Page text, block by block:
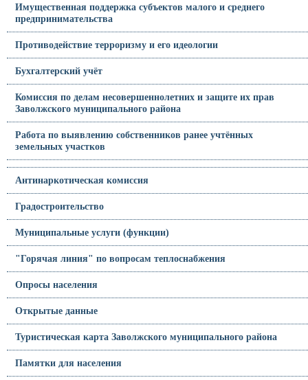
Имущественная поддержка субъектов малого и среднего
предпринимательства
Противодействие терроризму и его идеологии
Бухгалтерский учёт
Комиссия по делам несовершеннолетних и защите их прав
Заволжского муниципального района
Работа по выявлению собственников ранее учтённых
земельных участков
Антинаркотическая комиссия
Градостроительство
Муниципальные услуги (функции)
"Горячая линия" по вопросам теплоснабжения
Опросы населения
Открытые данные
Туристическая карта Заволжского муниципального района
Памятки для населения